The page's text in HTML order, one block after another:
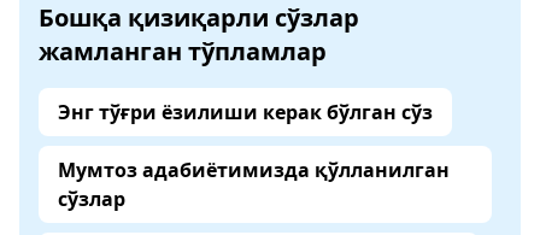
Бошқа қизиқарли сўзлар
жамланган тўпламлар
Энг тўғри ёзилиши керак бўлган сўз
Мумтоз адабиётимизда қўлланилган
сўзлар